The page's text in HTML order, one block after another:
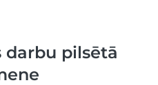
pilsētā